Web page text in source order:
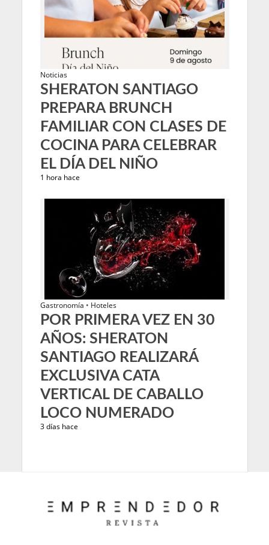
Noticias
SHERATON SANTIAGO
PREPARA BRUNCH
FAMILIAR CON CLASES DE
COCINA PARA CELEBRAR
EL DÍA DEL NIÑO
1 hora hace
Gastronomía • Hoteles
POR PRIMERA VEZ EN 30
AÑOS: SHERATON
SANTIAGO REALIZARÁ
EXCLUSIVA CATA
VERTICAL DE CABALLO
LOCO NUMERADO
3 días hace